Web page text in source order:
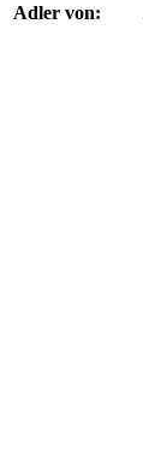
Adler von: